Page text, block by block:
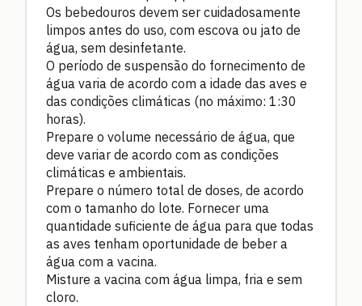
Os bebedouros devem ser cuidadosamente
limpos antes do uso, com escova ou jato de
água, sem desinfetante.
O período de suspensão do fornecimento de
água varia de acordo com a idade das aves e
das condições climáticas (no máximo: 1:30
horas).
Prepare o volume necessário de água, que
deve variar de acordo com as condições
climáticas e ambientais.
Prepare o número total de doses, de acordo
com o tamanho do lote. Fornecer uma
quantidade suficiente de água para que todas
as aves tenham oportunidade de beber a
água com a vacina.
Misture a vacina com água limpa, fria e sem
cloro.